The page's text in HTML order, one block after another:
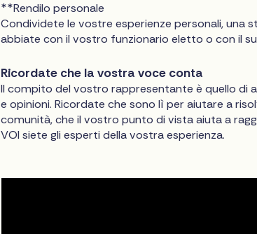
**Rendilo personale
Condividete le vostre esperienze personali, una
abbiate con il vostro funzionario eletto o con il
Ricordate che la vostra voce conta
Il compito del vostro rappresentante è quello di
e opinioni. Ricordate che sono lì per aiutare a
comunità, che il vostro punto di vista aiuta a
VOI siete gli esperti della vostra esperienza.